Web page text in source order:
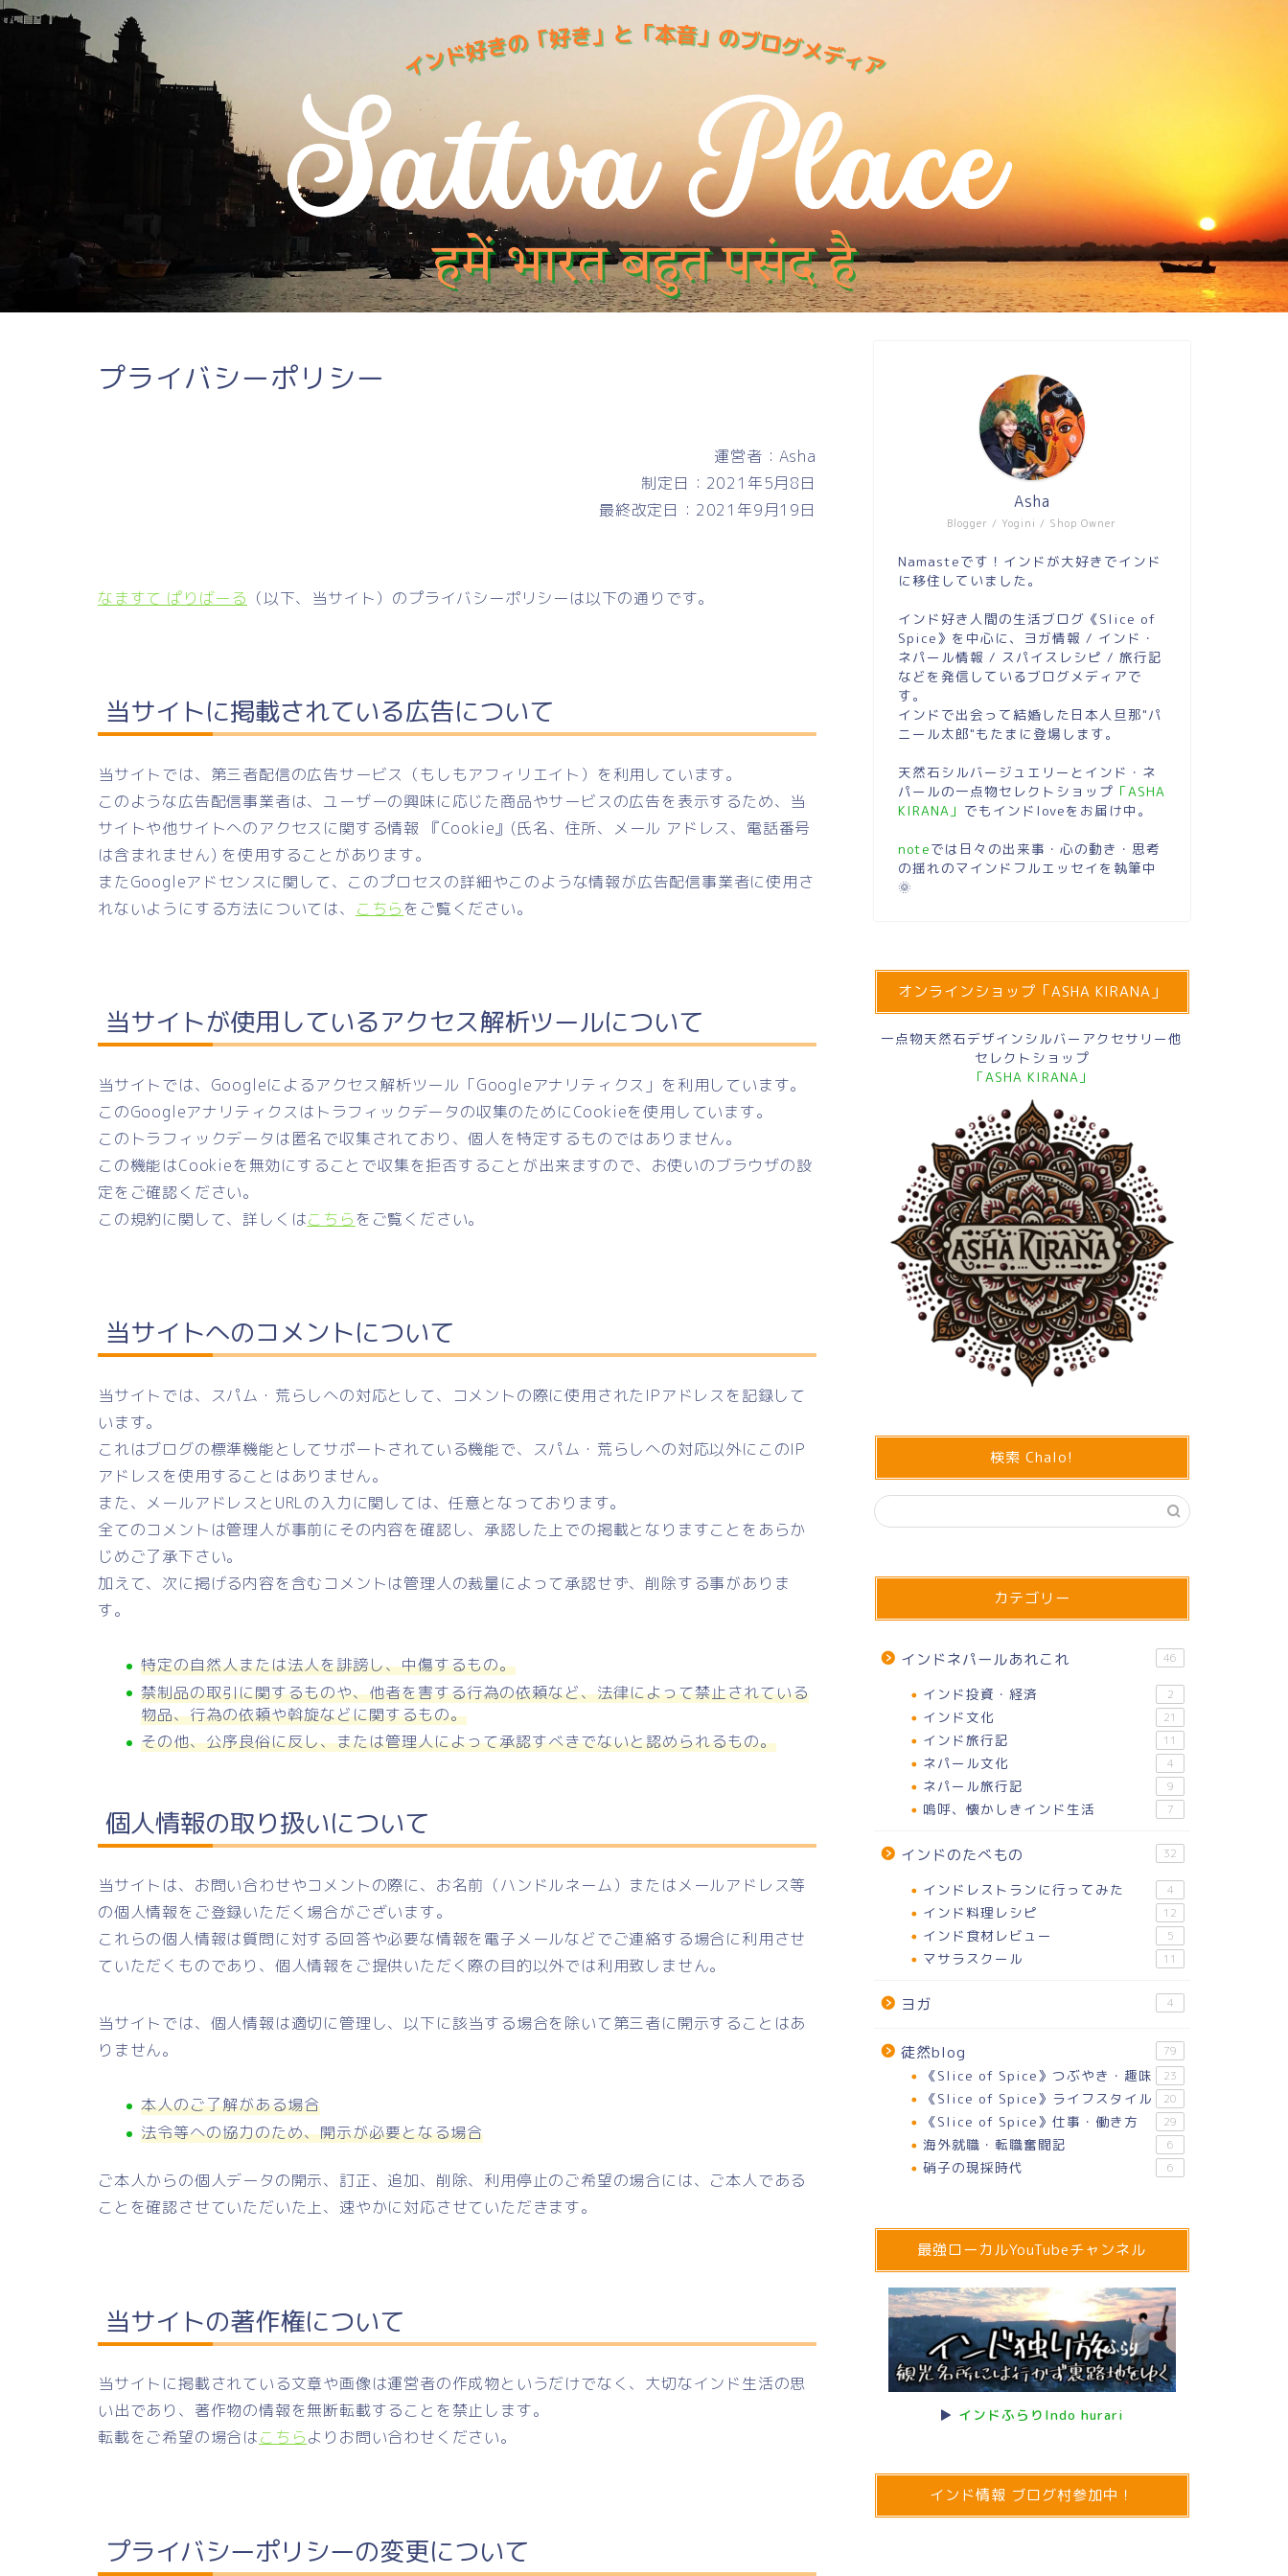
プライバシーポリシー
運営者：Asha
制定日：2021年5月8日
最終改定日：2021年9月19日
なますて ぱりばーる （以下、当サイト）のプライバシーポリシーは以下の通りです。
当サイトに掲載されている広告について
当サイトでは、第三者配信の広告サービス（もしもアフィリエイト）を利用しています。
このような広告配信事業者は、ユーザーの興味に応じた商品やサービスの広告を表示するため、当
サイトや他サイトへのアクセスに関する情報 『Cookie』(氏名、住所、メール アドレス、電話番号
は含まれません) を使用することがあります。
またGoogleアドセンスに関して、このプロセスの詳細やこのような情報が広告配信事業者に使用さ
れないようにする方法については、 こちらをご覧ください。
当サイトが使用しているアクセス解析ツールについて
当サイトでは、Googleによるアクセス解析ツール「Googleアナリティクス」を利用しています。
このGoogleアナリティクスはトラフィックデータの収集のためにCookieを使用しています。
このトラフィックデータは匿名で収集されており、個人を特定するものではありません。
この機能はCookieを無効にすることで収集を拒否することが出来ますので、お使いのブラウザの設
定をご確認ください。
この規約に関して、詳しくはこちらをご覧ください。
当サイトへのコメントについて
当サイトでは、スパム・荒らしへの対応として、コメントの際に使用されたIPアドレスを記録して
います。
これはブログの標準機能としてサポートされている機能で、スパム・荒らしへの対応以外にこのIP
アドレスを使用することはありません。
また、メールアドレスとURLの入力に関しては、任意となっております。
全てのコメントは管理人が事前にその内容を確認し、承認した上での掲載となりますことをあらか
じめご了承下さい。
加えて、次に掲げる内容を含むコメントは管理人の裁量によって承認せず、削除する事がありま
す。
特定の自然人または法人を誹謗し、中傷するもの。
禁制品の取引に関するものや、他者を害する行為の依頼など、法律によって禁止されている
物品、行為の依頼や斡旋などに関するもの。
その他、公序良俗に反し、または管理人によって承認すべきでないと認められるもの。
個人情報の取り扱いについて
当サイトは、お問い合わせやコメントの際に、お名前（ハンドルネーム）またはメールアドレス等
の個人情報をご登録いただく場合がございます。
これらの個人情報は質問に対する回答や必要な情報を電子メールなどでご連絡する場合に利用させ
ていただくものであり、個人情報をご提供いただく際の目的以外では利用致しません。
当サイトでは、個人情報は適切に管理し、以下に該当する場合を除いて第三者に開示することはあ
りません。
本人のご了解がある場合
法令等への協力のため、開示が必要となる場合
ご本人からの個人データの開示、訂正、追加、削除、利用停止のご希望の場合には、ご本人である
ことを確認させていただいた上、速やかに対応させていただきます。
当サイトの著作権について
当サイトに掲載されている文章や画像は運営者の作成物というだけでなく、大切なインド生活の思
い出であり、著作物の情報を無断転載することを禁止します。
転載をご希望の場合はこちらよりお問い合わせください。
プライバシーポリシーの変更について
Blogger / Yogini / Shop Owner
Asha
Namasteです！インドが大好きでインド
に移住していました。
インド好き人間の生活ブログ《Slice of
Spice》を中心に、ヨガ情報 / インド・
ネパール情報 / スパイスレシピ / 旅行記
などを発信しているブログメディアで
す。
インドで出会って結婚した日本人旦那"パ
ニール太郎"もたまに登場します。
天然石シルバージュエリーとインド・ネ
パールの一点物セレクトショップ 「ASHA
KIRANA」 でもインドloveをお届け中。
noteでは日々の出来事・心の動き・思考
の揺れのマインドフルエッセイを執筆中
🌞
オンラインショップ「ASHA KIRANA」
一点物天然石デザインシルバーアクセサリー他
セレクトショップ
「ASHA KIRANA」
検索 Chalo!
カテゴリー
インドネパールあれこれ 46
インド投資・経済 2
インド文化 21
インド旅行記 11
ネパール文化 4
ネパール旅行記 9
嗚呼、懐かしきインド生活 7
インドのたべもの 32
インドレストランに行ってみた 4
インド料理レシピ 12
インド食材レビュー 5
マサラスクール 11
ヨガ 4
徒然blog 79
《Slice of Spice》つぶやき・趣味 23
《Slice of Spice》ライフスタイル 20
《Slice of Spice》仕事・働き方 29
海外就職・転職奮闘記 6
硝子の現採時代 6
最強ローカルYouTubeチャンネル
▶ インドふらりIndo hurari
インド情報 ブログ村参加中！